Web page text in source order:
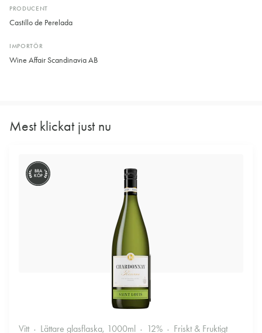
PRODUCENT
Castillo de Perelada
IMPORTÖR
Wine Affair Scandinavia AB
Mest klickat just nu
BRA
KÖP
Vitt Lättare glasflaska, 1000ml 12% Friskt & Fruktigt